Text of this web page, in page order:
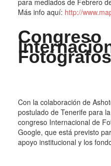
para mediados de Febrero
Más info aquí: http://
Congreso
Con la colaboración de
postulado de Tenerife para
congreso Internacional de
Google, que está previsto
apoyo institucional y los